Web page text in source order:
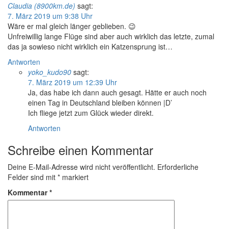
Claudia (8900km.de) sagt:
7. März 2019 um 9:38 Uhr
Wäre er mal gleich länger geblieben. 😉
Unfreiwillig lange Flüge sind aber auch wirklich das letzte, zumal
das ja sowieso nicht wirklich ein Katzensprung ist…
Antworten
yoko_kudo90 sagt:
7. März 2019 um 12:39 Uhr
Ja, das habe ich dann auch gesagt. Hätte er auch noch
einen Tag in Deutschland bleiben können |D’
Ich fliege jetzt zum Glück wieder direkt.
Antworten
Schreibe einen Kommentar
Deine E-Mail-Adresse wird nicht veröffentlicht. Erforderliche
Felder sind mit * markiert
Kommentar*